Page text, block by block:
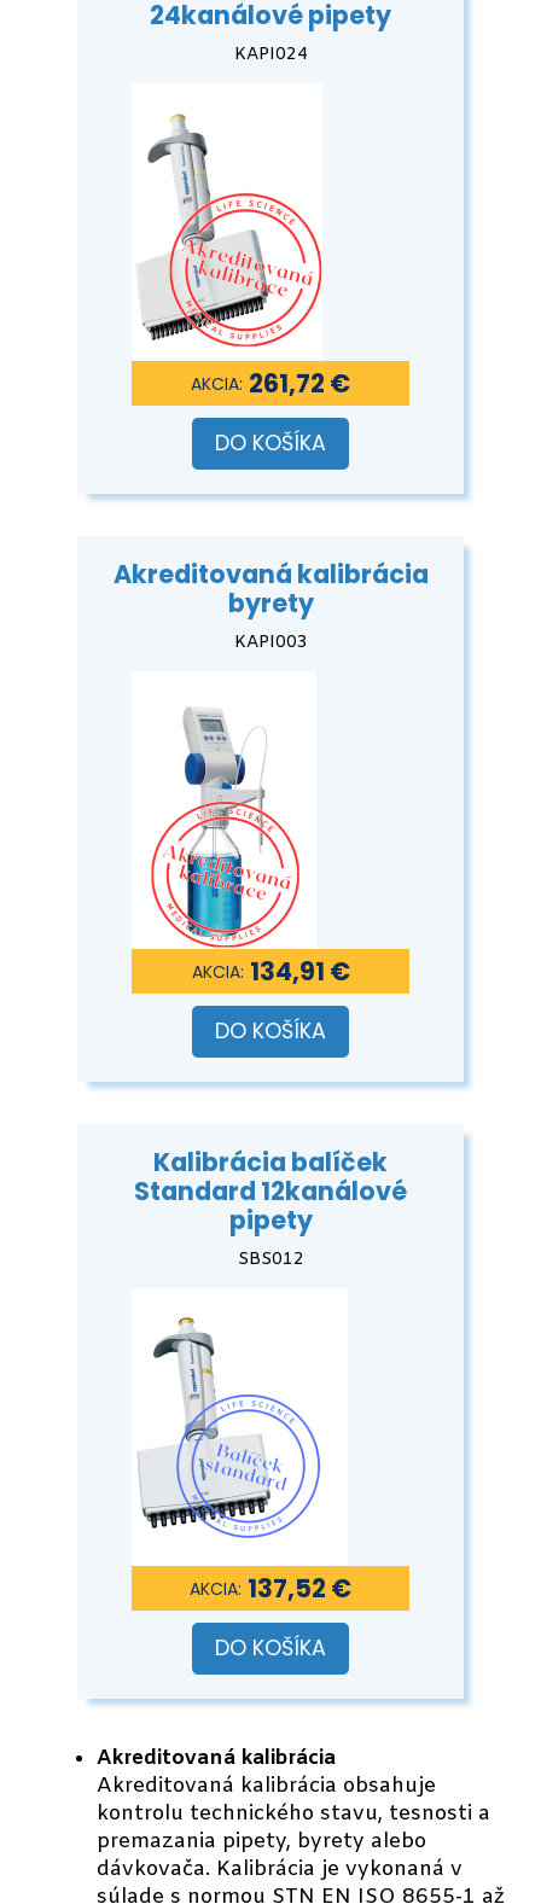
24kanálové pipety
KAPI024
261,72 €
DO KOŠÍKA
Akreditovaná kalibrácia
byrety
KAPI003
134,91 €
DO KOŠÍKA
Kalibrácia balíček
Standard 12kanálové
pipety
SBS012
137,52 €
DO KOŠÍKA
Akreditovaná kalibrácia
Akreditovaná kalibrácia obsahuje
kontrolu technického stavu, tesnosti a
premazania pipety, byrety alebo
dávkovača. Kalibrácia je vykonaná v
súlade s normou STN EN ISO 8655-1 až